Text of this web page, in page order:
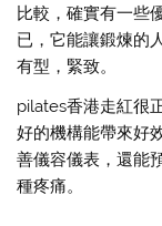
比較，確實有一些
已，它能讓鍛煉的
有型，緊致。
pilates香港走紅很
好的機構能帶來好
善儀容儀表，還能
種疼痛。